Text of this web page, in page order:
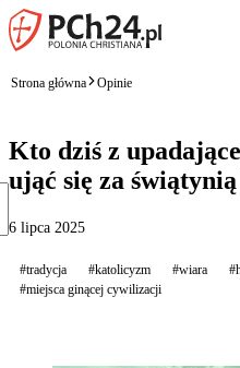
Strona główna Opinie
Kto dziś z
ująć się za
6 lipca 2025
#tradycja #katolicyzm #wiara
#miejsca ginącej cywilizacji